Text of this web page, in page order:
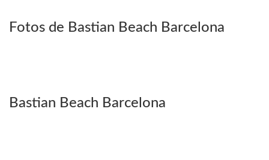
Fotos de Bastian Beach Barcelona
Bastian Beach Barcelona